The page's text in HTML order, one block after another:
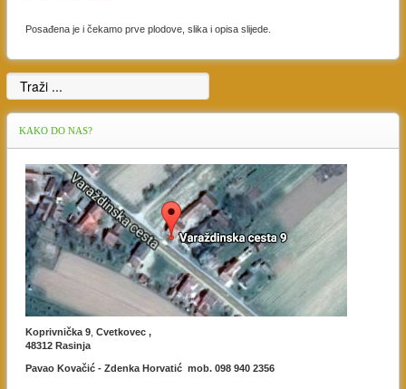
Posađena je i čekamo prve plodove, slika i opisa slijede.
KAKO DO NAS?
Koprivnička 9, Cvetkovec ,
48312 Rasinja
Pavao Kovačić - Zdenka Horvatić mob. 098 940 2356